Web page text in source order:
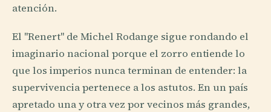
atención.
El "Renert" de Michel Rodange sigue rondando el
imaginario nacional porque el zorro entiende lo
que los imperios nunca terminan de entender: la
supervivencia pertenece a los astutos. En un país
apretado una y otra vez por vecinos más grandes,